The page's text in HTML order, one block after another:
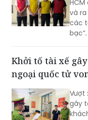
hơn 500 tỷ đồng
Cơ
các
đã
Khởi tố tài xế
ngoại quốc tử